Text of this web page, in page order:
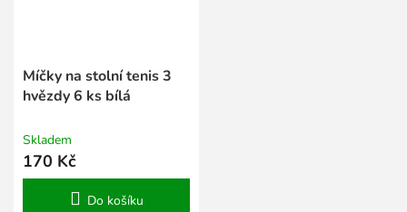
Míčky na stolní tenis 3
hvězdy 6 ks bílá
Skladem
170 Kč
Do košíku